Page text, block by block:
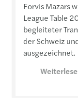
Forvis Mazars
League Table
begleiteter
der Schweiz
ausgezeichnet.
Weiterlesen